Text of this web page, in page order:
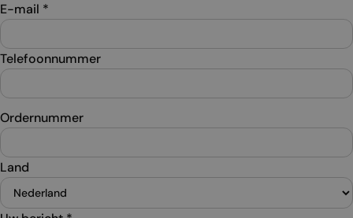
E-mail *
Telefoonnummer
Ordernummer
Land